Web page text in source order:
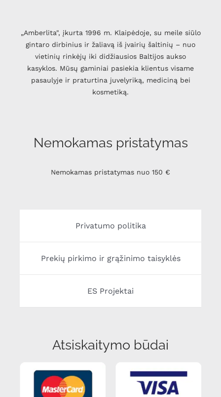
„Amberlita", įkurta 1996 m. Klaipėdoje, su meile siūlo
gintaro dirbinius ir žaliavą iš įvairių šaltinių – nuo
vietinių rinkėjų iki didžiausios Baltijos aukso
kasyklos. Mūsų gaminiai pasiekia klientus visame
pasaulyje ir praturtina juvelyriką, mediciną bei
kosmetiką.
Nemokamas pristatymas
Nemokamas pristatymas nuo 150 €
Privatumo politika
Prekių pirkimo ir grąžinimo taisyklės
ES Projektai
Atsiskaitymo būdai